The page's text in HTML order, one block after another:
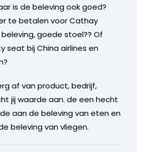
is de beleving ook goed?
te betalen voor Cathay
goede stoel?? Of
seat bij China airlines en
af van product, bedrijf,
jij waarde aan. de een hecht
aan de beleving van eten en
beleving van vliegen.